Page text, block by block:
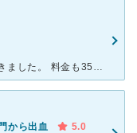
日帰りで、痛みが少なく翌日から仕事ができました。 料金も35000円くらいでした。 他では、どこも２０万円以上でしたので驚くほど経済的でした。 地元では知らない方はいない程の名医との噂を聞いて受
から出血
5.0